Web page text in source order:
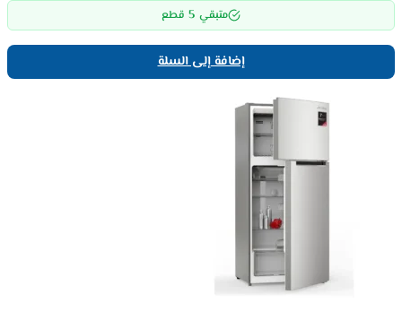
متبقي 5 قطع
إضافة إلى السلة